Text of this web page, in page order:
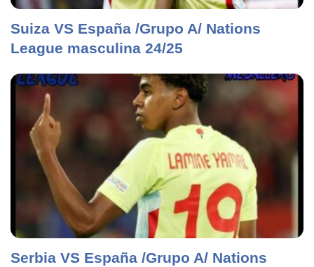
Suiza VS España /Grupo A/ Nations
League masculina 24/25
Serbia VS España /Grupo A/ Nations